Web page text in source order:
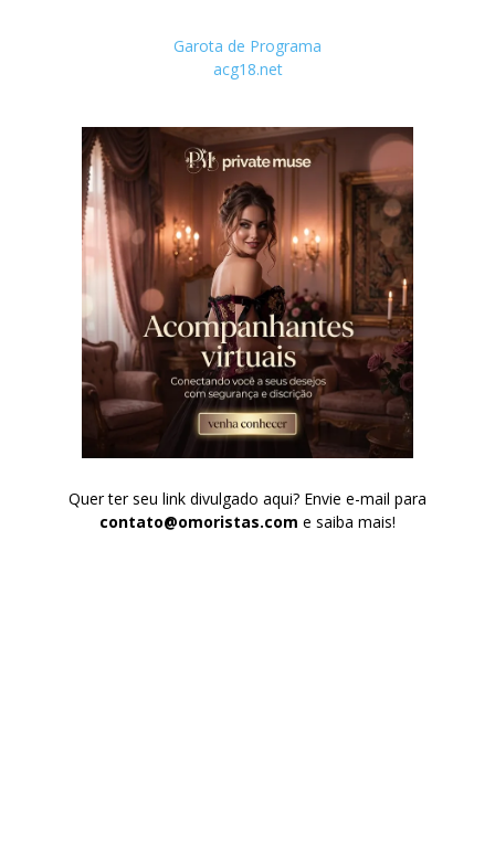
Garota de Programa
acg18.net
Quer ter seu link divulgado aqui? Envie e-mail para
contato@omoristas.com e saiba mais!